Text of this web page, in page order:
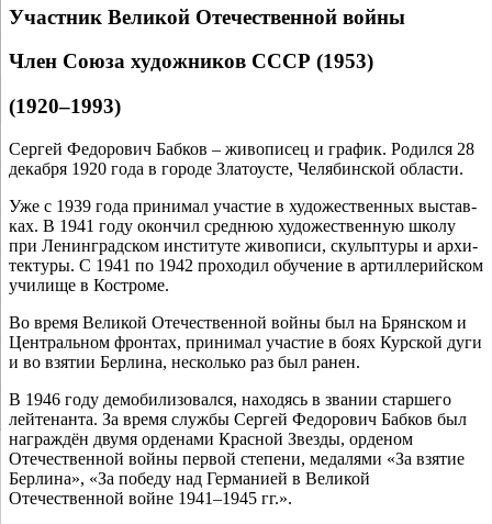
Участник Великой Отечественной войны
Член Союза художников СССР (1953)
(1920–1993)
Сергей Федорович Бабков – живо­пи­сец и гра­фик. Родился 28
декаб­ря 1920 года в горо­де Златоусте, Челябинской области.
Уже с 1939 года при­ни­мал уча­стие в худо­же­ствен­ных выстав­
ках. В 1941 году окон­чил сред­нюю худо­же­ствен­ную шко­лу
при Ленинградском инсти­ту­те живо­пи­си, скульп­ту­ры и архи­
тек­ту­ры. С 1941 по 1942 про­хо­дил обу­че­ние в артил­ле­рий­ском
учи­ли­ще в Костроме.
Во вре­мя Великой Отечественной вой­ны был на Брянском и
Центральном фрон­тах, при­ни­мал уча­стие в боях Курской дуги
и во взя­тии Берлина, несколь­ко раз был ранен.
В 1946 году демо­би­ли­зо­вал­ся, нахо­дясь в зва­нии стар­ше­го
лей­те­нан­та. За вре­мя служ­бы Сергей Федорович Бабков был
награж­дён дву­мя орде­на­ми Красной Звезды, орде­ном
Отечественной вой­ны пер­вой сте­пе­ни, меда­ля­ми «За взя­тие
Берлина», «За побе­ду над Германией в Великой
Отечественной войне 1941–1945 гг.».